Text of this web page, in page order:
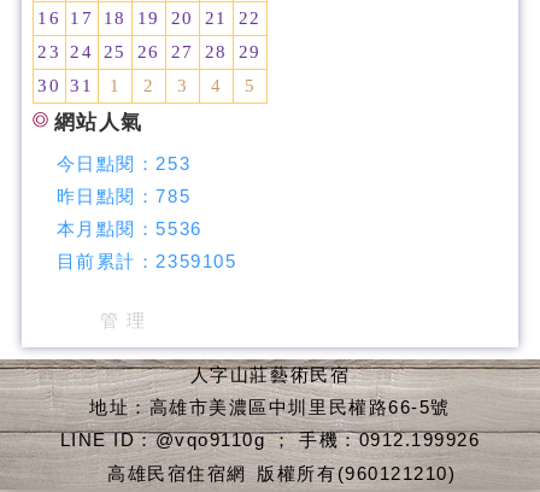
16
17 18 19 20 21
22
23
24 25 26 27 28
29
30
31 1 2 3 4 5
網站人氣
今日點閱： 253
昨日點閱：785
本月點閱：5536
目前累計： 2359105
管 理
人字山莊藝術民宿
地址：高雄市美濃區中圳里民權路66-5號
LINE ID：@vqo9110g ； 手機：0912.199926
高雄民宿住宿網 版權所有(960121210)